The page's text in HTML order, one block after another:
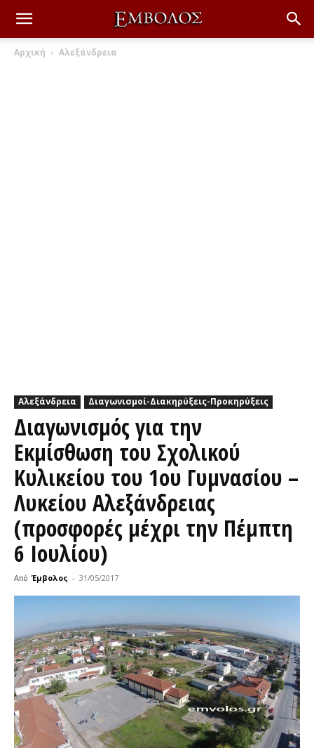
Αρχική Αλεξάνδρεια
Αλεξάνδρεια Διαγωνισμοί-Διακηρύξεις-Προκηρύξεις
Διαγωνισμός για την
Εκμίσθωση του Σχολικού
Κυλικείου του 1ου Γυμνασίου –
Λυκείου Αλεξάνδρειας
(προσφορές μέχρι την Πέμπτη
6 Ιουλίου)
Από Έμβολος - 31/05/2017